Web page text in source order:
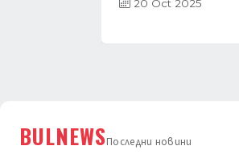
BULNEWSПоследни новини